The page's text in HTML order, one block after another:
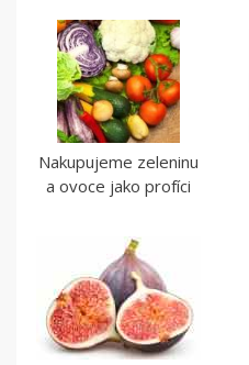
Nakupujeme zeleninu
a ovoce jako profíci